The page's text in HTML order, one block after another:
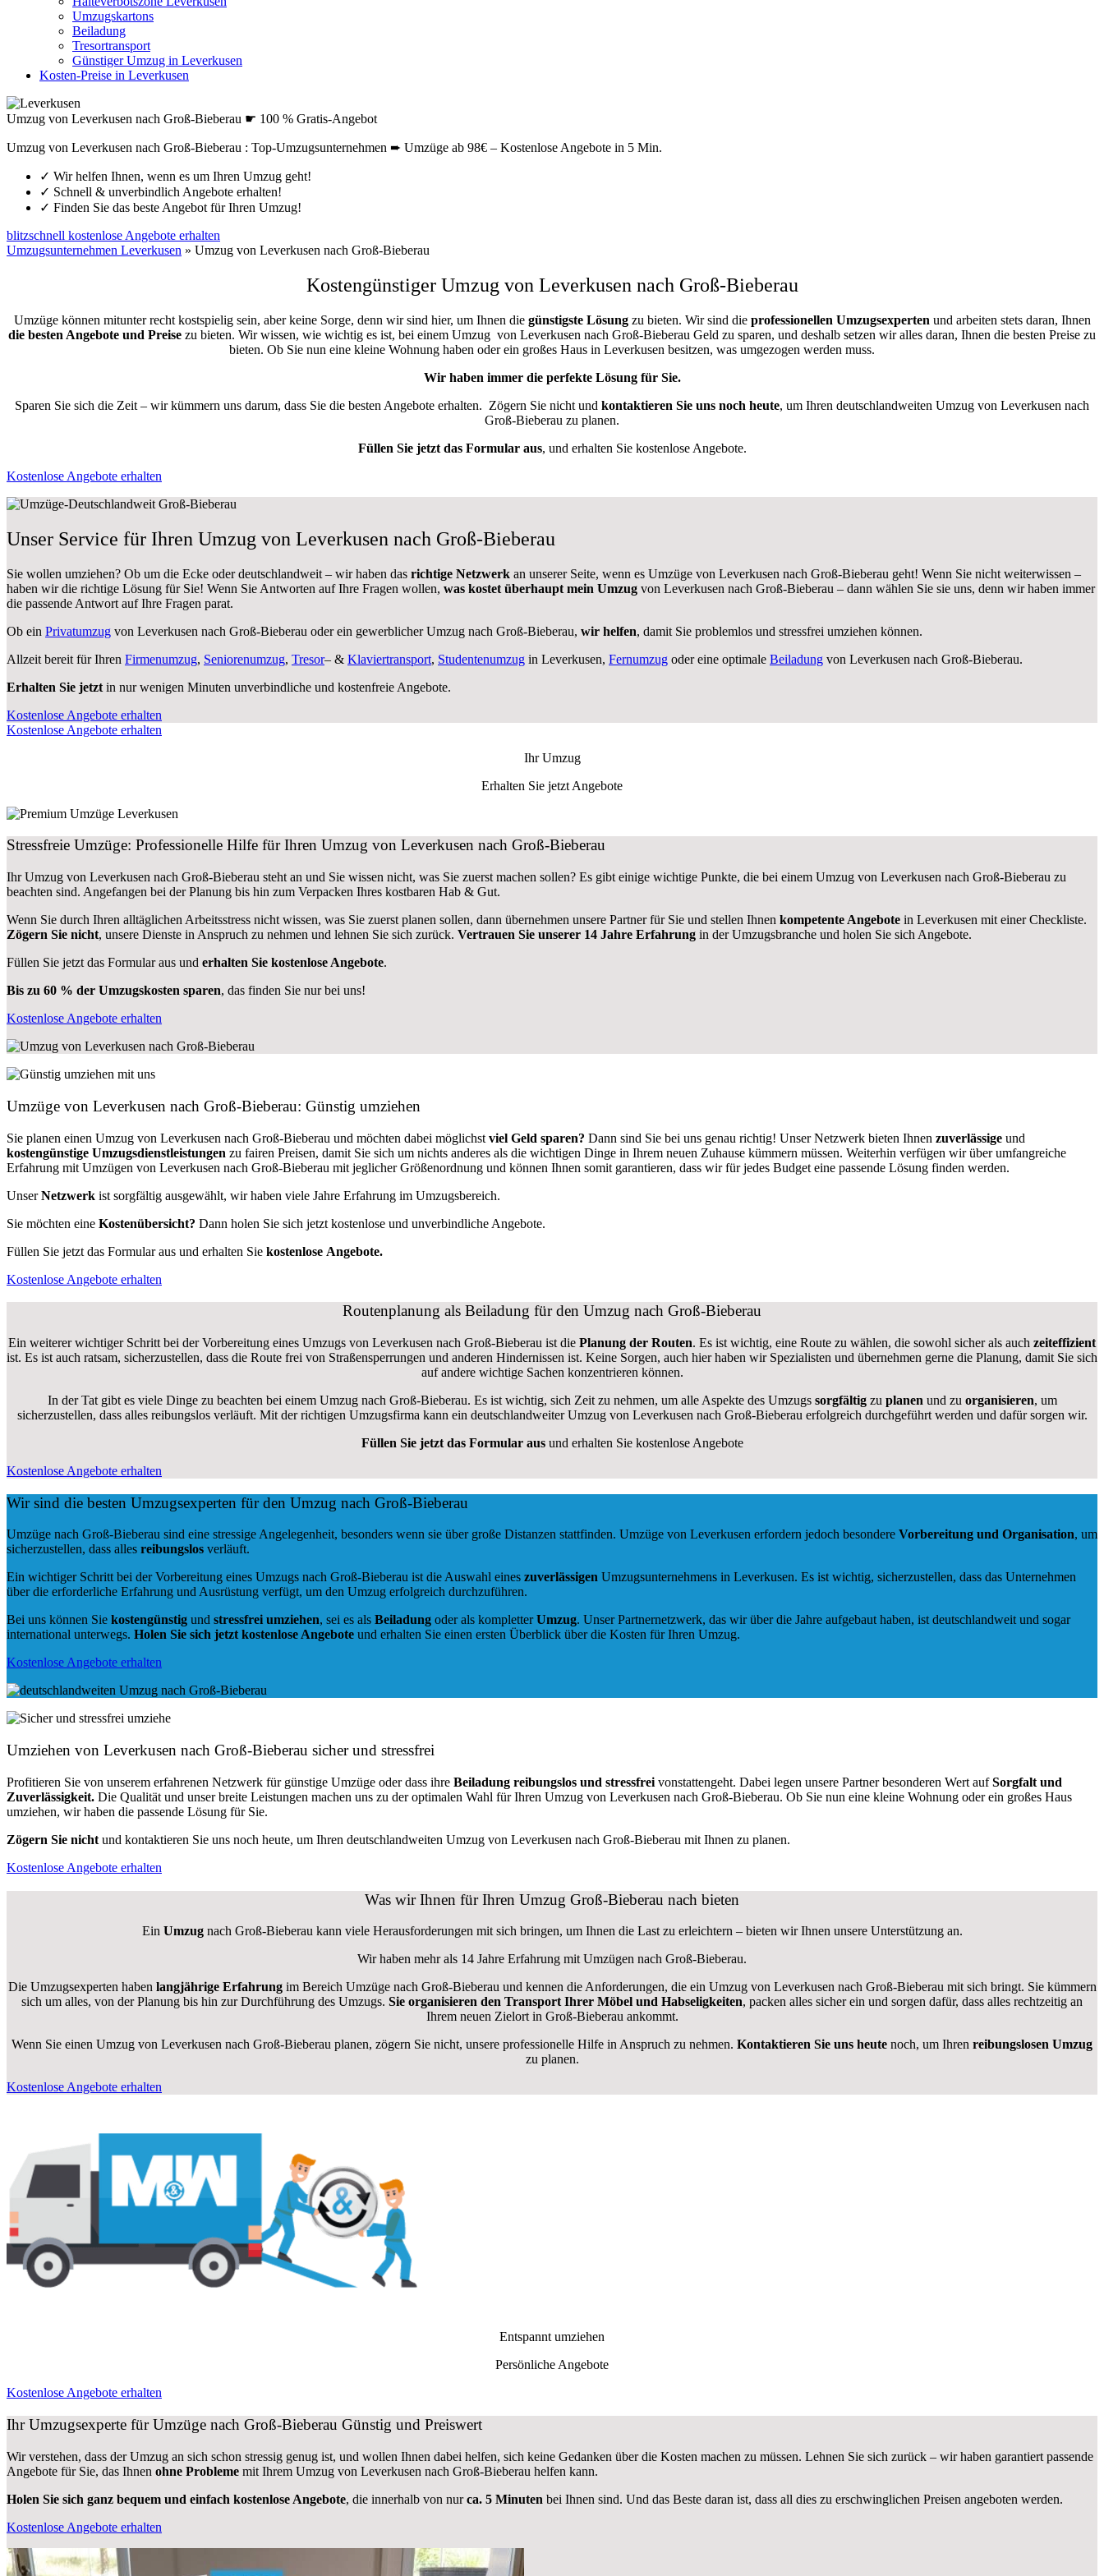
Umzugskartons
Beiladung
Tresortransport
Günstiger Umzug in Leverkusen
Kosten-Preise in Leverkusen
Umzug von Leverkusen nach Groß-Bieberau ☛ 100 % Gratis-Angebot
Umzug von Leverkusen nach Groß-Bieberau : Top-Umzugsunternehmen ➨ Umzüge ab 98€ – Kostenlose Angebote in 5 Min.
✓ Wir helfen Ihnen, wenn es um Ihren Umzug geht!
✓ Schnell & unverbindlich Angebote erhalten!
✓ Finden Sie das beste Angebot für Ihren Umzug!
blitzschnell kostenlose Angebote erhalten
Umzugsunternehmen Leverkusen » Umzug von Leverkusen nach Groß-Bieberau
Kostengünstiger Umzug von Leverkusen nach Groß-Bieberau
Umzüge können mitunter recht kostspielig sein, aber keine Sorge, denn wir sind hier, um Ihnen die günstigste Lösungzu bieten. Wir sind die professionellen Umzugsexperten und arbeiten stets daran, Ihnen
die besten Angebote und Preise zu bieten. Wir wissen, wie wichtig es ist, bei einem Umzug von Leverkusen nach Groß-Bieberau Geld zu sparen, und deshalb setzen wir alles daran, Ihnen die besten Preise zu
bieten. Ob Sie nun eine kleine Wohnung haben oder ein großes Haus in Leverkusen besitzen, was umgezogen werden muss.
Wir haben immer die perfekte Lösung für Sie.
Sparen Sie sich die Zeit – wir kümmern uns darum, dass Sie die besten Angebote erhalten. Zögern Sie nicht und kontaktieren Sie uns noch heute, um Ihren deutschlandweiten Umzug von Leverkusen nach
Groß-Bieberau zu planen.
Füllen Sie jetzt das Formular aus, und erhalten Sie kostenlose Angebote.
Kostenlose Angebote erhalten
Unser Service für Ihren Umzug von Leverkusen nach Groß-Bieberau
Sie wollen umziehen? Ob um die Ecke oder deutschlandweit – wir haben das richtige Netzwerk an unserer Seite, wenn es Umzüge von Leverkusen nach Groß-Bieberau geht! Wenn Sie nicht weiterwissen –
haben wir die richtige Lösung für Sie! Wenn Sie Antworten auf Ihre Fragen wollen, was kostet überhaupt mein Umzug von Leverkusen nach Groß-Bieberau – dann wählen Sie sie uns, denn wir haben immer
die passende Antwort auf Ihre Fragen parat.
Ob ein Privatumzug von Leverkusen nach Groß-Bieberau oder ein gewerblicher Umzug nach Groß-Bieberau, wir helfen, damit Sie problemlos und stressfrei umziehen können.
Allzeit bereit für Ihren Firmenumzug, Seniorenumzug, Tresor– & Klaviertransport, Studentenumzug in Leverkusen, Fernumzug oder eine optimale Beiladung von Leverkusen nach Groß-Bieberau.
Erhalten Sie jetzt in nur wenigen Minuten unverbindliche und kostenfreie Angebote.
Kostenlose Angebote erhalten
Kostenlose Angebote erhalten
Ihr Umzug
Erhalten Sie jetzt Angebote
Stressfreie Umzüge: Professionelle Hilfe für Ihren Umzug von Leverkusen nach Groß-Bieberau
Ihr Umzug von Leverkusen nach Groß-Bieberau steht an und Sie wissen nicht, was Sie zuerst machen sollen? Es gibt einige wichtige Punkte, die bei einem Umzug von Leverkusen nach Groß-Bieberau zu
beachten sind. Angefangen bei der Planung bis hin zum Verpacken Ihres kostbaren Hab & Gut.
Wenn Sie durch Ihren alltäglichen Arbeitsstress nicht wissen, was Sie zuerst planen sollen, dann übernehmen unsere Partner für Sie und stellen Ihnen kompetente Angebote in Leverkusen mit einer Checkliste.
Zögern Sie nicht, unsere Dienste in Anspruch zu nehmen und lehnen Sie sich zurück. Vertrauen Sie unserer 14 Jahre Erfahrung in der Umzugsbranche und holen Sie sich Angebote.
Füllen Sie jetzt das Formular aus und erhalten Sie kostenlose Angebote.
Bis zu 60 % der Umzugskosten sparen, das finden Sie nur bei uns!
Kostenlose Angebote erhalten
Umzüge von Leverkusen nach Groß-Bieberau: Günstig umziehen
Sie planen einen Umzug von Leverkusen nach Groß-Bieberau und möchten dabei möglichst viel Geld sparen? Dann sind Sie bei uns genau richtig! Unser Netzwerk bieten Ihnen zuverlässige und
kostengünstige Umzugsdienstleistungen zu fairen Preisen, damit Sie sich um nichts anderes als die wichtigen Dinge in Ihrem neuen Zuhause kümmern müssen. Weiterhin verfügen wir über umfangreiche
Erfahrung mit Umzügen von Leverkusen nach Groß-Bieberau mit jeglicher Größenordnung und können Ihnen somit garantieren, dass wir für jedes Budget eine passende Lösung finden werden.
UnserNetzwerk ist sorgfältig ausgewählt, wir haben viele Jahre Erfahrung im Umzugsbereich.
Sie möchten eine Kostenübersicht? Dann holen Sie sich jetzt kostenlose und unverbindliche Angebote.
Füllen Sie jetzt das Formular aus und erhalten Sie kostenlose Angebote.
Kostenlose Angebote erhalten
Routenplanung als Beiladung für den Umzug nach Groß-Bieberau
Ein weiterer wichtiger Schritt bei der Vorbereitung eines Umzugs von Leverkusen nach Groß-Bieberau ist die Planung der Routen. Es ist wichtig, eine Route zu wählen, die sowohl sicher als auch zeiteffizient
ist. Es ist auch ratsam, sicherzustellen, dass die Route frei von Straßensperrungen und anderen Hindernissen ist. Keine Sorgen, auch hier haben wir Spezialisten und übernehmen gerne die Planung, damit Sie sich
auf andere wichtige Sachen konzentrieren können.
In der Tat gibt es viele Dinge zu beachten bei einem Umzug nach Groß-Bieberau. Es ist wichtig, sich Zeit zu nehmen, um alle Aspekte des Umzugs sorgfältigzu planen und zu organisieren, um
sicherzustellen, dass alles reibungslos verläuft. Mit der richtigen Umzugsfirma kann ein deutschlandweiter Umzug von Leverkusen nach Groß-Bieberau erfolgreich durchgeführt werden und dafür sorgen wir.
Füllen Sie jetzt das Formular ausund erhalten Sie kostenlose Angebote
Kostenlose Angebote erhalten
Wir sind die besten Umzugsexperten für den Umzug nach Groß-Bieberau
Umzüge nach Groß-Bieberau sind eine stressige Angelegenheit, besonders wenn sie über große Distanzen stattfinden. Umzüge von Leverkusen erfordern jedoch besondere Vorbereitung und Organisation, um
sicherzustellen, dass alles reibungslos verläuft.
Ein wichtiger Schritt bei der Vorbereitung eines Umzugs nach Groß-Bieberau ist die Auswahl eines zuverlässigen Umzugsunternehmens in Leverkusen. Es ist wichtig, sicherzustellen, dass das Unternehmen
über die erforderliche Erfahrung und Ausrüstung verfügt, um den Umzug erfolgreich durchzuführen.
Bei uns können Sie kostengünstig und stressfrei umziehen, sei es als Beiladung oder als kompletterUmzug. Unser Partnernetzwerk, das wir über die Jahre aufgebaut haben, ist deutschlandweit und sogar
international unterwegs. Holen Sie sich jetzt kostenlose Angebote und erhalten Sie einen ersten Überblick über die Kosten für Ihren Umzug.
Kostenlose Angebote erhalten
Umziehen von Leverkusen nach Groß-Bieberau sicher und stressfrei
Profitieren Sie von unserem erfahrenen Netzwerk für günstige Umzüge oder dass ihre Beiladung reibungslos und stressfrei vonstattengeht. Dabei legen unsere Partner besonderen Wert aufSorgfalt und
Zuverlässigkeit. Die Qualität und unser breite Leistungen machen uns zu der optimalen Wahl für Ihren Umzug von Leverkusen nach Groß-Bieberau. Ob Sie nun eine kleine Wohnung oder ein großes Haus
umziehen, wir haben die passende Lösung für Sie.
Zögern Sie nicht und kontaktieren Sie uns noch heute, um Ihren deutschlandweiten Umzug von Leverkusen nach Groß-Bieberau mit Ihnen zu planen.
Kostenlose Angebote erhalten
Was wir Ihnen für Ihren Umzug Groß-Bieberau nach bieten
Ein Umzugnach Groß-Bieberau kann viele Herausforderungen mit sich bringen, um Ihnen die Last zu erleichtern – bieten wir Ihnen unsere Unterstützung an.
Wir haben mehr als 14 Jahre Erfahrung mit Umzügen nach Groß-Bieberau.
Die Umzugsexperten haben langjährige Erfahrungim Bereich Umzüge nach Groß-Bieberau und kennen die Anforderungen, die ein Umzug von Leverkusen nach Groß-Bieberau mit sich bringt. Sie kümmern
sich um alles, von der Planung bis hin zur Durchführung des Umzugs. Sie organisieren den Transport Ihrer Möbel und Habseligkeiten, packen alles sicher ein und sorgen dafür, dass alles rechtzeitig an
Ihrem neuen Zielort in Groß-Bieberau ankommt.
Wenn Sie einen Umzug von Leverkusen nach Groß-Bieberau planen, zögern Sie nicht, unsere professionelle Hilfe in Anspruch zu nehmen. Kontaktieren Sie uns heute noch, um Ihren reibungslosen Umzug
zu planen.
Kostenlose Angebote erhalten
Entspannt umziehen
Persönliche Angebote
Kostenlose Angebote erhalten
Ihr Umzugsexperte für Umzüge nach Groß-Bieberau Günstig und Preiswert
Wir verstehen, dass der Umzug an sich schon stressig genug ist, und wollen Ihnen dabei helfen, sich keine Gedanken über die Kosten machen zu müssen. Lehnen Sie sich zurück – wir haben garantiert passende
Angebote für Sie, das Ihnen ohne Probleme mit Ihrem Umzug von Leverkusen nach Groß-Bieberau helfen kann.
Holen Sie sich ganz bequem und einfach kostenlose Angebote, die innerhalb von nurca. 5 Minuten bei Ihnen sind. Und das Beste daran ist, dass all dies zu erschwinglichen Preisen angeboten werden.
Kostenlose Angebote erhalten